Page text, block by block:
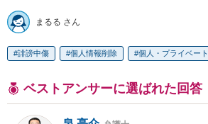
まるる さん
誹謗中傷 個人情報削除 個人・プライベート
ベストアンサーに選ばれた回答